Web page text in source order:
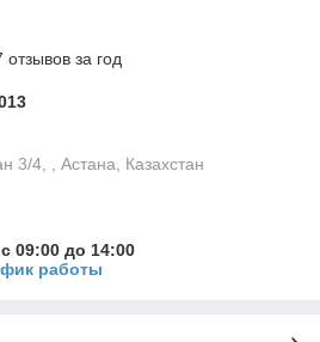
за год
3/4, , Астана, Казахстан
09:00 до 14:00
работы